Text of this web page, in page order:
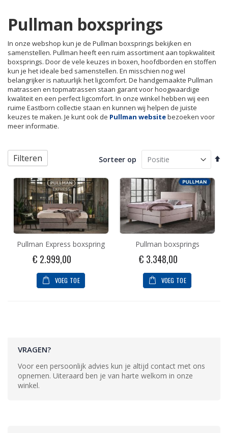
Pullman boxsprings
In onze webshop kun je de Pullman boxsprings bekijken en
samenstellen. Pullman heeft een ruim assortiment aan topkwaliteit
boxsprings. Door de vele keuzes in boxen, hoofdborden en stoffen
kun je het ideale bed samenstellen. En misschien nog wel
belangrijker is natuurlijk het ligcomfort. De handgemaakte Pullman
matrassen en topmatrassen staan garant voor hoogwaardige
kwaliteit en een perfect ligcomfort. In onze winkel hebben wij een
ruime Eastborn collectie staan en kunnen wij helpen de juiste
keuzes te maken. Je kunt ook de Pullman websitebezoeken voor
meer informatie.
Sorteer op
Pullman Express boxspring
€ 2.999,00
VOEG TOE
Pullman boxsprings
€ 3.348,00
VOEG TOE
Filteren
VRAGEN?
Voor een persoonlijk advies kun je altijd contact met ons
opnemen. Uiteraard ben je van harte welkom in onze
winkel.